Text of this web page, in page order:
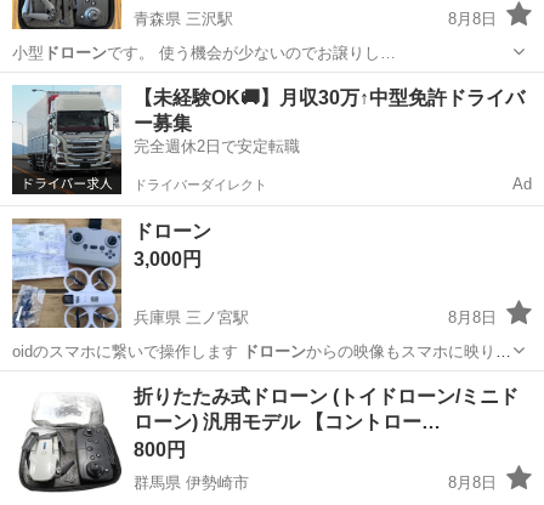
青森県 三沢駅
8月8日
小型 ドローンです。 使う機会が少ないのでお譲りし…
青森 三沢市 三沢駅 ラジコン ドローン
【未経験OK🚚】月収30万↑中型免許ドライバ
ー募集
完全週休2日で安定転職
ドライバーダイレクト Ad
ドローン
3,000円
兵庫県 三ノ宮駅
8月8日
oidのスマホに繋いで操作します ドローンからの映像もスマホに映りま
す コン…
三ノ宮駅 おもちゃ
折りたたみ式ドローン (トイドローン/ミニド
ローン) 汎用モデル 【コントロー…
800円
群馬県 伊勢崎市
8月8日